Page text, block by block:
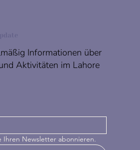
Informationen über
Aktivitäten im Lahore
Ihren Newsletter abonnieren.